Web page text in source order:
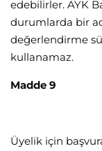
edebilirler. AYK
durumlarda bir
değerlendirme
kullanamaz.
Madde 9
Üyelik için